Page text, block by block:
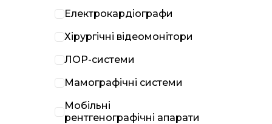
Електрокардіографи
Хірургічні відеомонітори
ЛОР-системи
Мамографічні системи
Мобільні
рентгенографічні апарати